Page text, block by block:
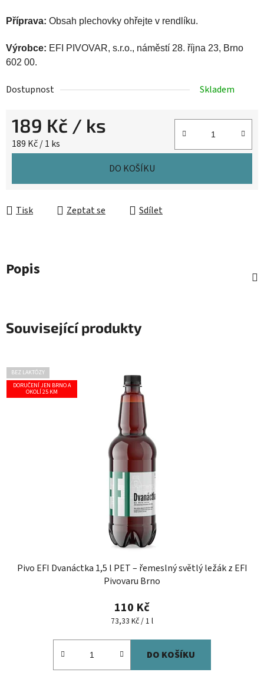
Příprava: Obsah plechovky ohřejte v rendlíku.
Výrobce: EFI PIVOVAR, s.r.o., náměstí 28. října 23, Brno
602 00.
Dostupnost Skladem
189 Kč / ks
Měrná cena:
189 Kč / 1 ks
DO KOŠÍKU
Tisk Zeptat se Sdílet
Popis
Související produkty
BEZ LAKTÓZY
DORUČENÍ JEN BRNO A
OKOLÍ 25 KM
Pivo EFI Dvanáctka 1,5 l PET – řemeslný světlý ležák z EFI
Pivovaru Brno
110 Kč
Měrná
73,33 Kč / 1 l
DO KOŠÍKU